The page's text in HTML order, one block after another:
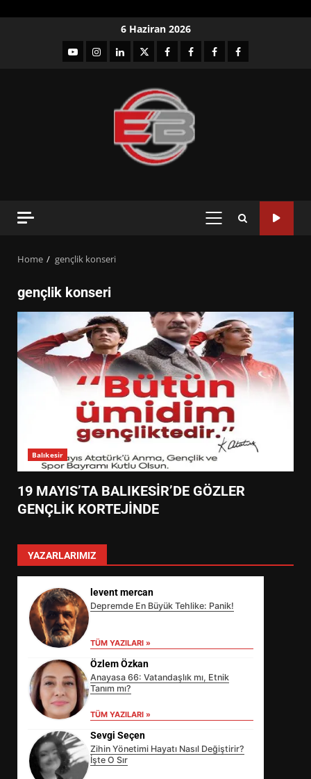
6 Haziran 2026
YouTubeInstagram
LinkedIntwitterfacebook-Facebook-
Facebook-Facebook-
PRIMARY
Home gençlik konseri
gençlik konseri
Balıkesir
19 MAYIS’TA BALIKESİR’DE GÖZLER
GENÇLİK KORTEJİNDE
YAZARLARIMIZ
levent mercan
Depremde En Büyük Tehlike: Panik!
TÜM YAZILARI »
Özlem Özkan
Anayasa 66: Vatandaşlık mı, Etnik
Tanım mı?
TÜM YAZILARI »
Sevgi Seçen
Zihin Yönetimi Hayatı Nasıl Değiştirir?
İşte O Sır